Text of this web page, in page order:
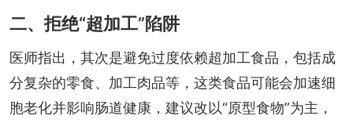
二、拒绝“超加工”陷阱
医师指出，其次是避免过度依赖超加工食品，包括成
分复杂的零食、加工肉品等，这类食品可能会加速细
胞老化并影响肠道健康，建议改以“原型食物”为主，